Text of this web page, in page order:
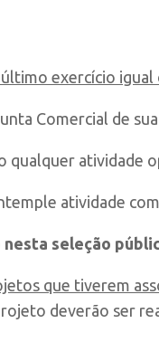
exercício
Comercial de
atividade
atividade
seleção
que tiverem
deverão ser